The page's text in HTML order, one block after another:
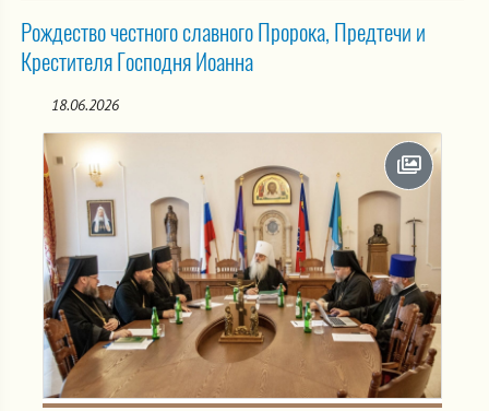
Рождество честного славного Пророка, Предтечи и
Крестителя Господня Иоанна
18.06.2026